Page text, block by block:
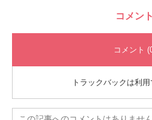
コメント
コメント
トラックバックは利用